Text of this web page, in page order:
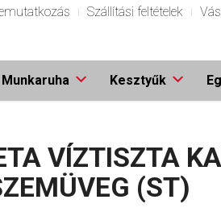
Szállítási feltételek
Munkaruha Kesztyűk
VÍZTISZTA
(ST)